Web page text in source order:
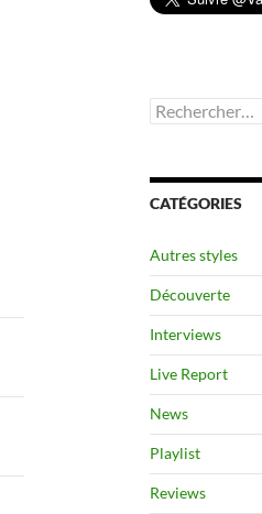
Rechercher :
CATÉGORIES
Autres styles
Découverte
Interviews
Live Report
News
Playlist
Reviews